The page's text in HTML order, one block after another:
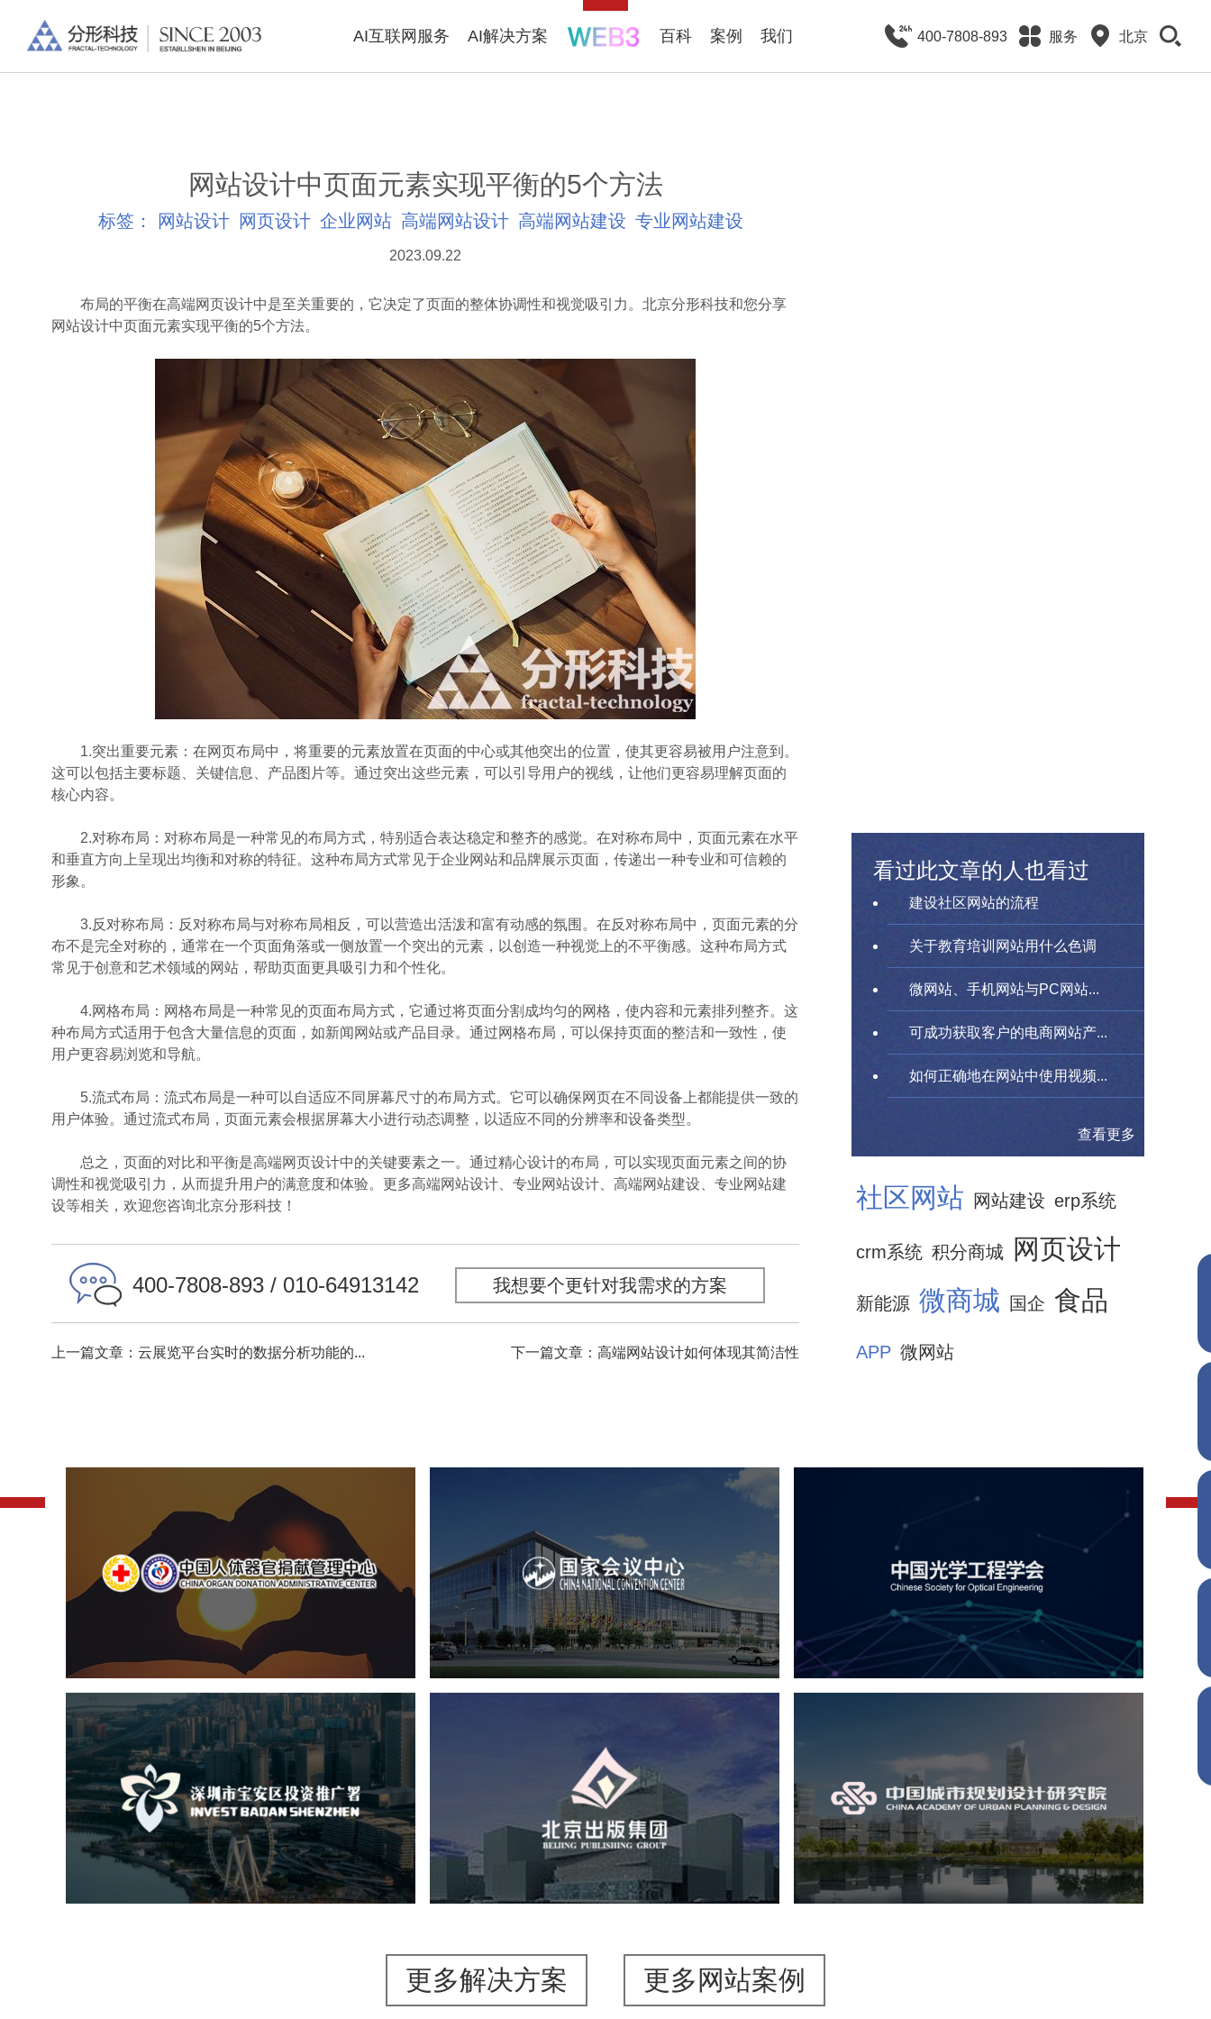
AI互联网服务 AI解决方案 百科 案例 我们 400-7808-893 服务 北京
网站设计中页面元素实现平衡的5个方法
标签： 网站设计 网页设计 企业网站 高端网站设计 高端网站建设 专业网站建设
2023.09.22
布局的平衡在高端网页设计中是至关重要的，它决定了页面的整体协调性和视觉吸引力。北京分形科技和您分享
网站设计中页面元素实现平衡的5个方法。
1.突出重要元素：在网页布局中，将重要的元素放置在页面的中心或其他突出的位置，使其更容易被用户注意到。
这可以包括主要标题、关键信息、产品图片等。通过突出这些元素，可以引导用户的视线，让他们更容易理解页面的
核心内容。
2.对称布局：对称布局是一种常见的布局方式，特别适合表达稳定和整齐的感觉。在对称布局中，页面元素在水平
和垂直方向上呈现出均衡和对称的特征。这种布局方式常见于企业网站和品牌展示页面，传递出一种专业和可信赖的
形象。
3.反对称布局：反对称布局与对称布局相反，可以营造出活泼和富有动感的氛围。在反对称布局中，页面元素的分
布不是完全对称的，通常在一个页面角落或一侧放置一个突出的元素，以创造一种视觉上的不平衡感。这种布局方式
常见于创意和艺术领域的网站，帮助页面更具吸引力和个性化。
4.网格布局：网格布局是一种常见的页面布局方式，它通过将页面分割成均匀的网格，使内容和元素排列整齐。这
种布局方式适用于包含大量信息的页面，如新闻网站或产品目录。通过网格布局，可以保持页面的整洁和一致性，使
用户更容易浏览和导航。
5.流式布局：流式布局是一种可以自适应不同屏幕尺寸的布局方式。它可以确保网页在不同设备上都能提供一致的
用户体验。通过流式布局，页面元素会根据屏幕大小进行动态调整，以适应不同的分辨率和设备类型。
总之，页面的对比和平衡是高端网页设计中的关键要素之一。通过精心设计的布局，可以实现页面元素之间的协
调性和视觉吸引力，从而提升用户的满意度和体验。更多高端网站设计、专业网站设计、高端网站建设、专业网站建
设等相关，欢迎您咨询北京分形科技！
400-7808-893 / 010-64913142 我想要个更针对我需求的方案
上一篇文章：云展览平台实时的数据分析功能的... 下一篇文章：高端网站设计如何体现其简洁性
看过此文章的人也看过
建设社区网站的流程
关于教育培训网站用什么色调
微网站、手机网站与PC网站...
可成功获取客户的电商网站产...
如何正确地在网站中使用视频...
查看更多
社区网站 网站建设 erp系统
crm系统 积分商城 网页设计
新能源 微商城 国企 食品
APP 微网站
中国人体器官捐献管理中心
国企 品牌官网
网站设计
国家会议中心
服务行业 专业服务 网站建设 网站设计
中国光学工程学会
机构组织 国企 品牌官网
网站建设
网站设计
深圳市宝安区投资推广署
机构组织 国企 品牌官网
网站建设
网站设计
北京出版集团
文化艺术 集团官网 品牌官网
集团网站建设公司
网站建设 网站设计
中国城市规划设计研究院
机构组织 国企 品牌官网
网站建设
网站设计
更多解决方案 更多网站案例